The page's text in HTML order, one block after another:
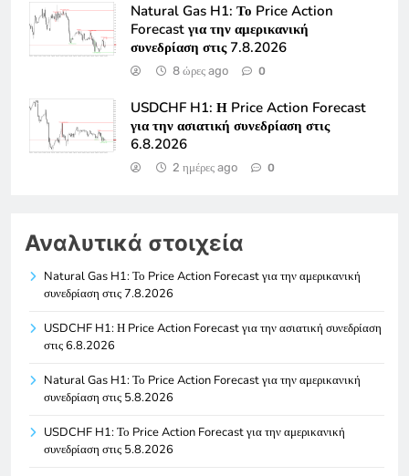
Natural Gas H1: Το Price Action
Forecast για την αμερικανική
συνεδρίαση στις 7.8.2026
8 ώρες ago 0
USDCHF H1: Η Price Action Forecast
για την ασιατική συνεδρίαση στις
6.8.2026
2 ημέρες ago 0
Αναλυτικά στοιχεία
Natural Gas H1: Το Price Action Forecast για την αμερικανική
συνεδρίαση στις 7.8.2026
USDCHF H1: Η Price Action Forecast για την ασιατική συνεδρίαση
στις 6.8.2026
Natural Gas H1: Το Price Action Forecast για την αμερικανική
συνεδρίαση στις 5.8.2026
USDCHF H1: Το Price Action Forecast για την αμερικανική
συνεδρίαση στις 5.8.2026